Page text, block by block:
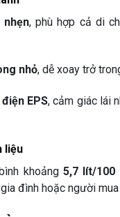
, phù hợp cả di
nhỏ, dễ xoay trở
EPS, cảm giác lái
liệu
khoảng 5,7 lít/100
đình hoặc người